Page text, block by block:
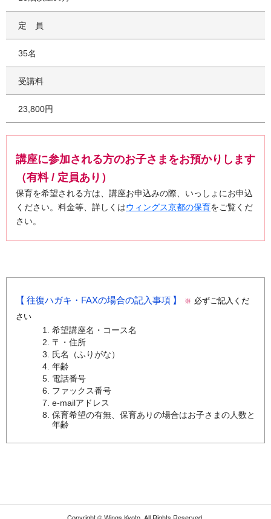
定員
35名
受講料
23,800円
講座に参加される方のお子さまをお預かりします
（有料 / 定員あり）
保育を希望される方は、講座お申込みの際、いっしょにお申込
ください。料金等、詳しくはウィングス京都の保育をご覧くだ
さい。
往復ハガキ・FAXの場合の記入事項 ※ 必ずご記入くだ
さい
希望講座名・コース名
〒・住所
氏名（ふりがな）
年齢
電話番号
ファックス番号
e-mailアドレス
保育希望の有無、保育ありの場合はお子さまの人数と
年齢